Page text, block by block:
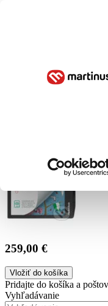
259,00 €
Vložiť do košíka
Pridajte do košíka a
Vyhľadávanie